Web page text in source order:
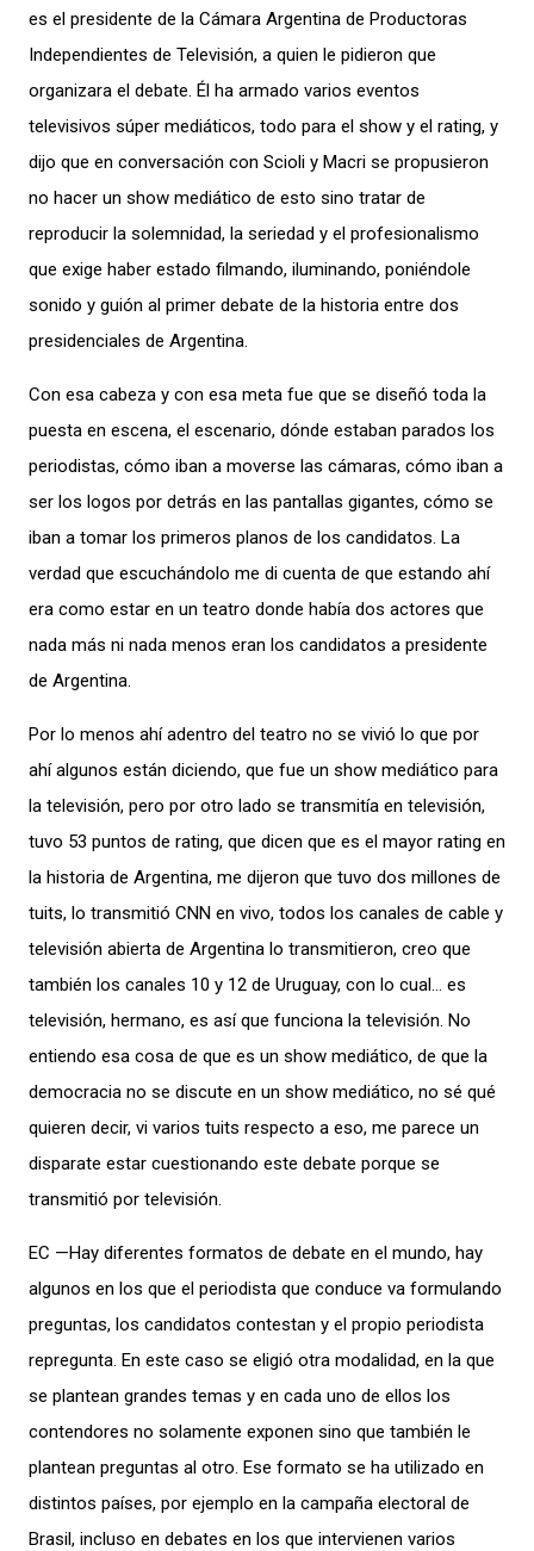
es el presidente de la Cámara Argentina de Productoras
Independientes de Televisión, a quien le pidieron que
organizara el debate. Él ha armado varios eventos
televisivos súper mediáticos, todo para el show y el rating, y
dijo que en conversación con Scioli y Macri se propusieron
no hacer un show mediático de esto sino tratar de
reproducir la solemnidad, la seriedad y el profesionalismo
que exige haber estado filmando, iluminando, poniéndole
sonido y guión al primer debate de la historia entre dos
presidenciales de Argentina.
Con esa cabeza y con esa meta fue que se diseñó toda la
puesta en escena, el escenario, dónde estaban parados los
periodistas, cómo iban a moverse las cámaras, cómo iban a
ser los logos por detrás en las pantallas gigantes, cómo se
iban a tomar los primeros planos de los candidatos. La
verdad que escuchándolo me di cuenta de que estando ahí
era como estar en un teatro donde había dos actores que
nada más ni nada menos eran los candidatos a presidente
de Argentina.
Por lo menos ahí adentro del teatro no se vivió lo que por
ahí algunos están diciendo, que fue un show mediático para
la televisión, pero por otro lado se transmitía en televisión,
tuvo 53 puntos de rating, que dicen que es el mayor rating en
la historia de Argentina, me dijeron que tuvo dos millones de
tuits, lo transmitió CNN en vivo, todos los canales de cable y
televisión abierta de Argentina lo transmitieron, creo que
también los canales 10 y 12 de Uruguay, con lo cual… es
televisión, hermano, es así que funciona la televisión. No
entiendo esa cosa de que es un show mediático, de que la
democracia no se discute en un show mediático, no sé qué
quieren decir, vi varios tuits respecto a eso, me parece un
disparate estar cuestionando este debate porque se
transmitió por televisión.
EC —Hay diferentes formatos de debate en el mundo, hay
algunos en los que el periodista que conduce va formulando
preguntas, los candidatos contestan y el propio periodista
repregunta. En este caso se eligió otra modalidad, en la que
se plantean grandes temas y en cada uno de ellos los
contendores no solamente exponen sino que también le
plantean preguntas al otro. Ese formato se ha utilizado en
distintos países, por ejemplo en la campaña electoral de
Brasil, incluso en debates en los que intervienen varios